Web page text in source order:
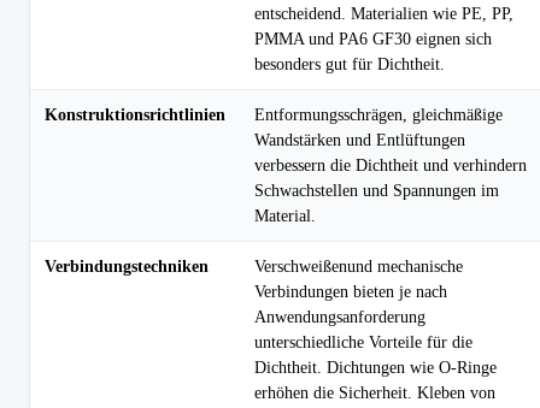
entscheidend. Materialien wie PE, PP,
PMMA und PA6 GF30 eignen sich
besonders gut für Dichtheit.
Konstruktionsrichtlinien
Entformungsschrägen, gleichmäßige
Wandstärken und Entlüftungen
verbessern die Dichtheit und verhindern
Schwachstellen und Spannungen im
Material.
Verbindungstechniken
Verschweißenund mechanische
Verbindungen bieten je nach
Anwendungsanforderung
unterschiedliche Vorteile für die
Dichtheit. Dichtungen wie O-Ringe
erhöhen die Sicherheit. Kleben von